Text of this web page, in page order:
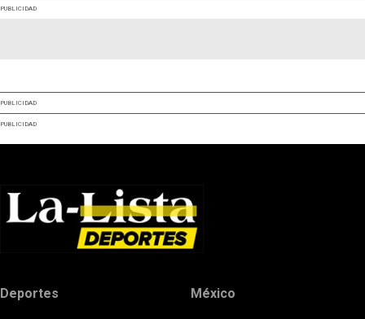
PUBLICIDAD
PUBLICIDAD
PUBLICIDAD
Deportes México